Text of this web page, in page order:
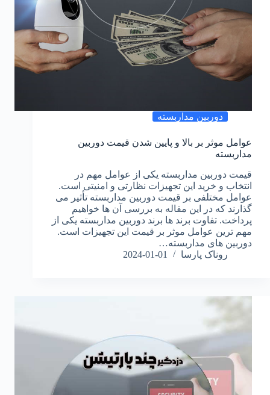
دوربین مداربسته
عوامل موثر بر بالا و پایین شدن قیمت دوربین
مداربسته
قیمت دوربین مداربسته یکی از عوامل مهم در
انتخاب و خرید این تجهیزات نظارتی و امنیتی است.
عوامل مختلفی بر قیمت دوربین مداربسته تأثیر می‌
گذارند که در این مقاله به بررسی آن‌ ها خواهیم
پرداخت. تفاوت برند ها برند دوربین مداربسته یکی از
مهم‌ ترین عوامل موثر بر قیمت این تجهیزات است.
دوربین‌ های مداربسته…
روناک پارسا
2024-01-01